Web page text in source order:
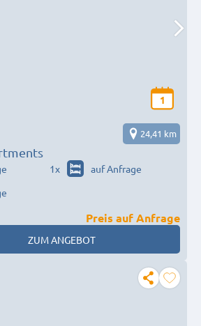
1
24,41 km
1x
auf Anfrage
Preis auf Anfrage
ZUM ANGEBOT